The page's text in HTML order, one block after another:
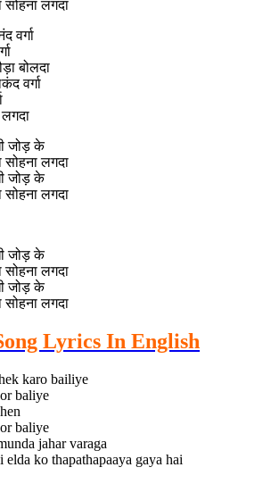
सोहना लगदा
वर्गा
बोलदा
वर्गा
जोड़ के
सोहना लगदा
जोड़ के
सोहना लगदा
जोड़ के
सोहना लगदा
जोड़ के
सोहना लगदा
Lyrics In English
karo bailiye
baliye
baliye
jahar varaga
elda ko thapathapaaya gaya hai